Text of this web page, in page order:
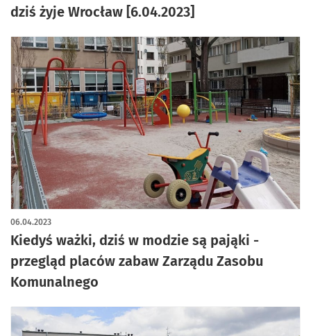
dziś żyje Wrocław [6.04.2023]
Kiedyś ważki, dziś w modzie są pająki -
przegląd placów zabaw Zarządu Zasobu
Komunalnego
06.04.2023